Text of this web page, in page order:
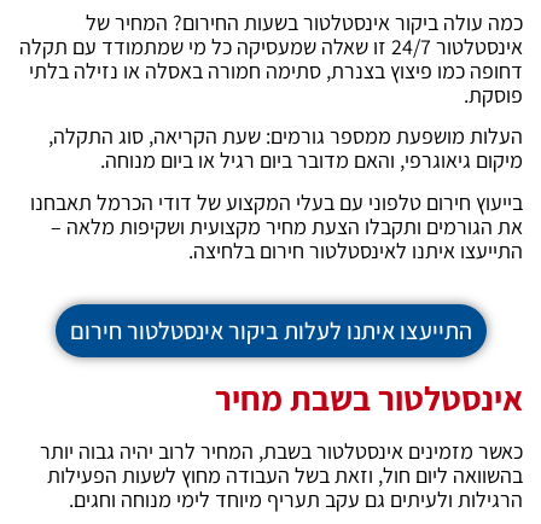
כמה עולה ביקור אינסטלטור בשעות החירום? המחיר של
אינסטלטור 24/7 זו שאלה שמעסיקה כל מי שמתמודד עם תקלה
דחופה כמו פיצוץ בצנרת, סתימה חמורה באסלה או נזילה בלתי
פוסקת.
העלות מושפעת ממספר גורמים: שעת הקריאה, סוג התקלה,
מיקום גיאוגרפי, והאם מדובר ביום רגיל או ביום מנוחה.
בייעוץ חירום טלפוני עם בעלי המקצוע של דודי הכרמל תאבחנו
את הגורמים ותקבלו הצעת מחיר מקצועית ושקיפות מלאה –
התייעצו איתנו לאינסטלטור חירום בלחיצה.
התייעצו איתנו לעלות ביקור אינסטלטור חירום
אינסטלטור בשבת מחיר
כאשר מזמינים אינסטלטור בשבת, המחיר לרוב יהיה גבוה יותר
בהשוואה ליום חול, וזאת בשל העבודה מחוץ לשעות הפעילות
הרגילות ולעיתים גם עקב תעריף מיוחד לימי מנוחה וחגים.